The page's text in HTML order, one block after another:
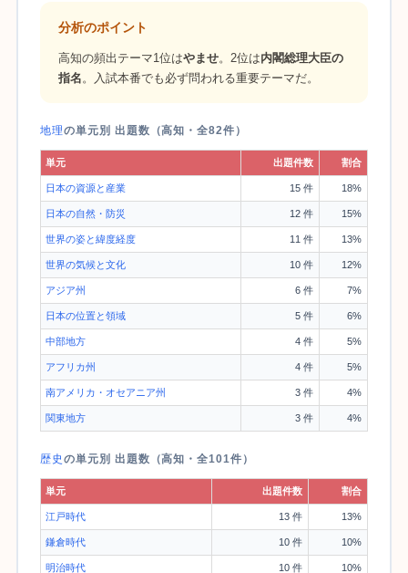
分析のポイント
高知の頻出テーマ1位はやませ。2位は内閣総理大臣の
指名 。入試本番でも必ず問われる重要テーマだ。
地理の単元別 出題数（高知・全82件）
単元 出題件数 割合
日本の資源と産業 15 件 18%
日本の自然・防災 12 件 15%
世界の姿と緯度経度 11 件 13%
世界の気候と文化 10 件 12%
アジア州 6 件 7%
日本の位置と領域 5 件 6%
中部地方 4 件 5%
アフリカ州 4 件 5%
南アメリカ・オセアニア州 3 件 4%
関東地方 3 件 4%
歴史 の単元別 出題数（高知・全101件）
単元 出題件数 割合
江戸時代 13 件 13%
鎌倉時代 10 件 10%
明治時代 10 件 10%